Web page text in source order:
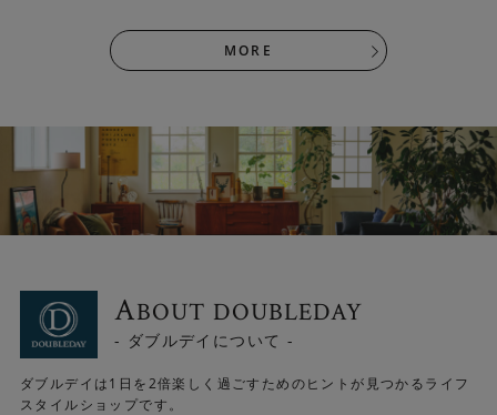
MORE
ABOUT DOUBLEDAY
- ダブルデイについて -
ダブルデイは1日を2倍楽しく過ごすためのヒントが見つかるライフ
スタイルショップです。